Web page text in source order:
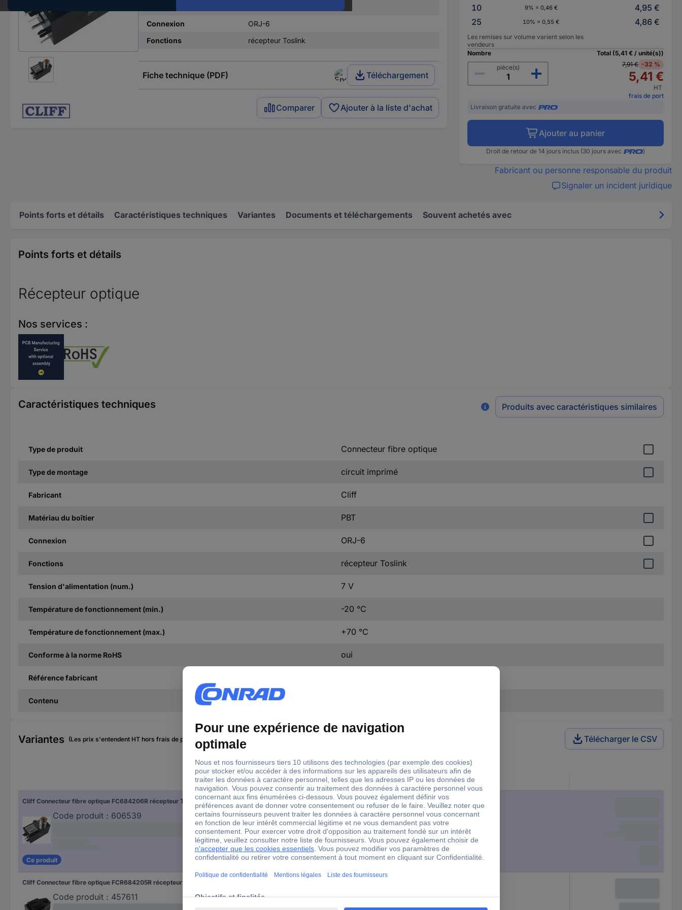
Connexion
ORJ-6
Fonctions
récepteur Toslink
Fiche technique (PDF) Téléchargement
Comparer Ajouter à la liste d'achat
10
9% = 0,46 €
4,95 €
25
10% = 0,55 € 4,86 €
Les remises sur volume varient selon les
vendeurs
Nombre
pièce(s)
Total (5,41 € / unité(s))
7,91 € -32 %
5,41 €
HT
frais de port
Livraison gratuite avec
Ajouter au panier
Droit de retour de 14 jours inclus (30 jours avec )
Fabricant ou personne responsable du produit
Signaler un incident juridique
Points forts et détails Caractéristiques techniques Variantes Documents et téléchargements Souvent achetés avec
Points forts et détails
Récepteur optique
Nos services :
Caractéristiques techniques Produits avec caractéristiques similaires
Type de produit Connecteur fibre optique
Type de montage circuit imprimé
Fabricant Cliff
Matériau du boîtier PBT
Connexion ORJ-6
Fonctions récepteur Toslink
Tension d'alimentation (num.) 7 V
Température de fonctionnement (min.) -20 °C
Température de fonctionnement (max.) +70 °C
Conforme à la norme RoHS oui
Référence fabricant
Contenu
Variantes (Les prix s'entendent HT hors frais de port) Télécharger le CSV
Connexion
Cliff Connecteur fibre optique FC684206R récepteur Toslink
Code produit : 606539
Ce produit
ORJ-6
Cliff Connecteur fibre optique FCR684205R récepteur Toslink
Code produit : 457611